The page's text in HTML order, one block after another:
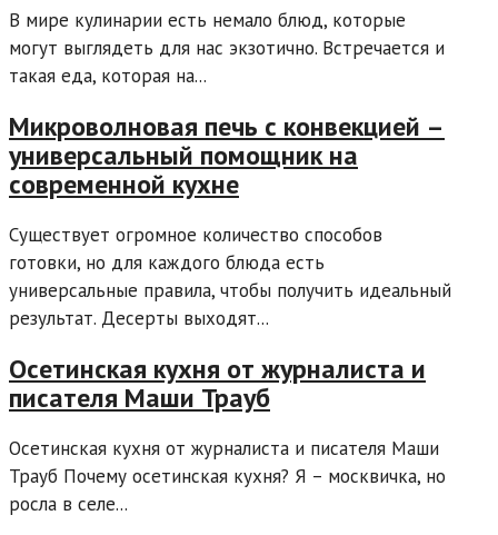
В мире кулинарии есть немало блюд, которые
могут выглядеть для нас экзотично. Встречается и
такая еда, которая на...
Микроволновая печь с конвекцией –
универсальный помощник на
современной кухне
Существует огромное количество способов
готовки, но для каждого блюда есть
универсальные правила, чтобы получить идеальный
результат. Десерты выходят...
Осетинская кухня от журналиста и
писателя Маши Трауб
Осетинская кухня от журналиста и писателя Маши
Трауб Почему осетинская кухня? Я – москвичка, но
росла в селе...